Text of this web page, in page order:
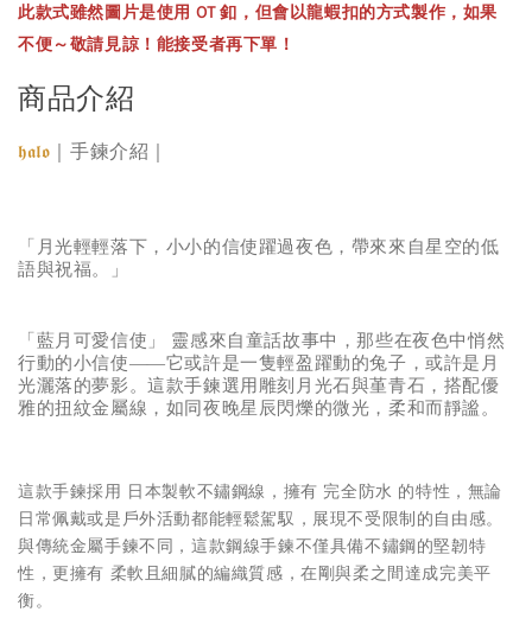
此款式雖然圖片是使用 OT 釦，但會以龍蝦扣的方式製作，如果
不便～敬請見諒！能接受者再下單！
商品介紹
𝖍𝖆𝖑𝖔 ｜手鍊介紹｜
「月光輕輕落下，小小的信使躍過夜色，帶來來自星空的低
語與祝福。」
「藍月可愛信使」 靈感來自童話故事中，那些在夜色中悄然
行動的小信使——它或許是一隻輕盈躍動的兔子，或許是月
光灑落的夢影。這款手鍊選用雕刻月光石與堇青石，搭配優
雅的扭紋金屬線，如同夜晚星辰閃爍的微光，柔和而靜謐。
這款手鍊採用 日本製軟不鏽鋼線，擁有 完全防水 的特性，無論
日常佩戴或是戶外活動都能輕鬆駕馭，展現不受限制的自由感。
與傳統金屬手鍊不同，這款鋼線手鍊不僅具備不鏽鋼的堅韌特
性，更擁有 柔軟且細膩的編織質感，在剛與柔之間達成完美平
衡。